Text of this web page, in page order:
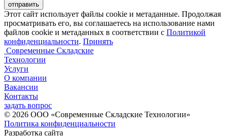
отправить
Этот сайт использует файлы cookie и метаданные. Продолжая
просматривать его, вы соглашаетесь на использование нами
файлов cookie и метаданных в соответствии с Политикой
конфиденциальности. Принять
Современные Складские
Технологии
Услуги
О компании
Вакансии
Контакты
задать вопрос
© 2026 ООО «Современные Складские Технологии»
Политика конфиденциальности
Разработка сайта